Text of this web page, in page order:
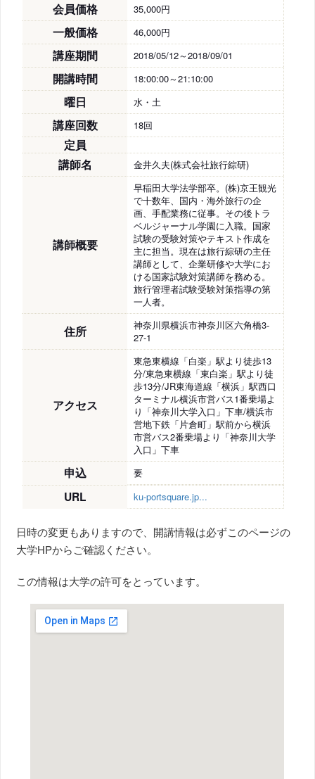
会員価格 35,000円
一般価格 46,000円
講座期間 2018/05/12～2018/09/01
開講時間 18:00:00～21:10:00
曜日 水・土
講座回数 18回
定員
講師名
金井久夫(株式会社旅行綜研)
講師概要
早稲田大学法学部卒。(株)京王観光
で十数年、国内・海外旅行の企
画、手配業務に従事。その後トラ
ベルジャーナル学園に入職。国家
試験の受験対策やテキスト作成を
主に担当。現在は旅行綜研の主任
講師として、企業研修や大学にお
ける国家試験対策講師を務める。
旅行管理者試験受験対策指導の第
一人者。
住所
神奈川県横浜市神奈川区六角橋3-
27-1
アクセス
東急東横線「白楽」駅より徒歩13
分/東急東横線「東白楽」駅より徒
歩13分/JR東海道線「横浜」駅西口
ターミナル横浜市営バス1番乗場よ
り「神奈川大学入口」下車/横浜市
営地下鉄「片倉町」駅前から横浜
市営バス2番乗場より「神奈川大学
入口」下車
申込 要
URL ku-portsquare.jp...
日時の変更もありますので、開講情報は必ずこのページの
大学HPからご確認ください。
この情報は大学の許可をとっています。